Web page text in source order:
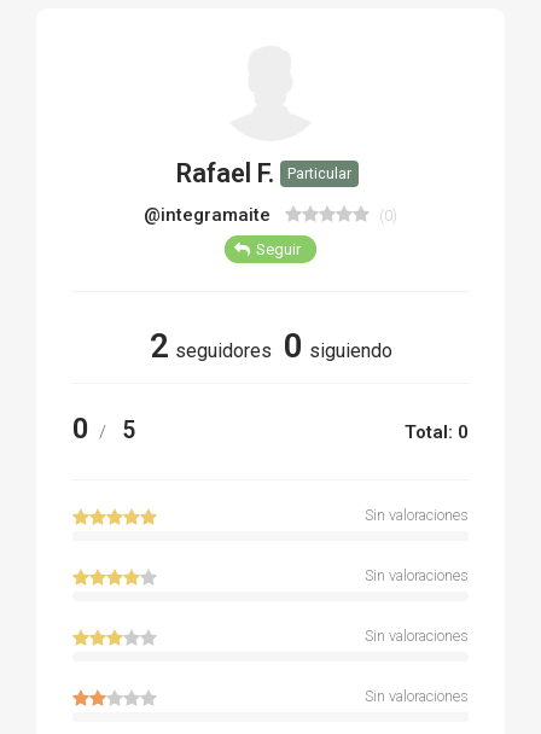
Rafael F. Particular
@integramaite (0)
Seguir
2 seguidores 0 siguiendo
0 / 5 Total: 0
Sin valoraciones
Sin valoraciones
Sin valoraciones
Sin valoraciones